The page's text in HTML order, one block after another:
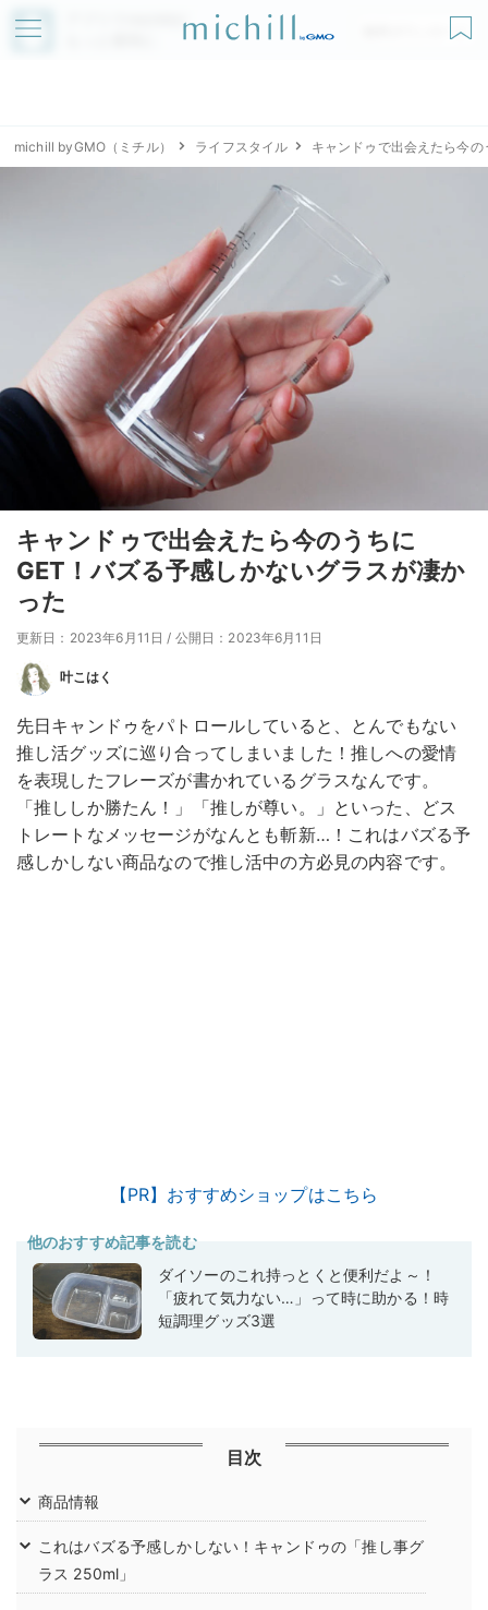
アプリでmichillが
無料ダウンロード
michill byGMO（ミチル） ライフスタイル キャンドゥで出会えたら今
キャンドゥで出会えたら今のうちに
GET！バズる予感しかないグラスが凄か
った
更新日：2023年6月11日 / 公開日：2023年6月11日
叶こはく
先日キャンドゥをパトロールしていると、とんでもない
推し活グッズに巡り合ってしまいました！推しへの愛情
を表現したフレーズが書かれているグラスなんです。
「推ししか勝たん！」「推しが尊い。」といった、どス
トレートなメッセージがなんとも斬新…！これはバズる予
感しかしない商品なので推し活中の方必見の内容です。
【PR】おすすめショップはこちら
他のおすすめ記事を読む
ダイソーのこれ持っとくと便利だよ～！
「疲れて気力ない…」って時に助かる！時
短調理グッズ3選
目次
商品情報
これはバズる予感しかしない！キャンドゥの「推し事グ
ラス 250ml」